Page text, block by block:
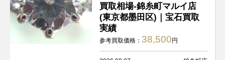
買取相場-錦糸町マルイ店
(東京都墨田区)｜宝石買取
実績
参考買取価格： 38,500円